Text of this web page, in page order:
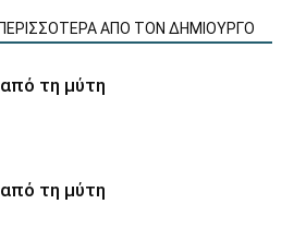
ΠΕΡΙΣΣΟΤΕΡΑ ΑΠΟ ΤΟΝ ΔΗΜΙΟΥΡΓΟ
τη μύτη
τη μύτη